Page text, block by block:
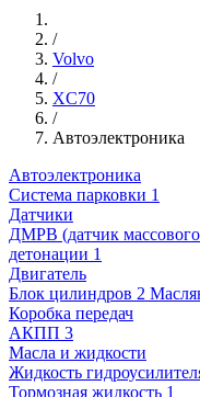
/
Volvo
/
XC70
/
Автоэлектроника
Автоэлектроника
Система парковки 1
Датчики
ДМРВ (датчик
детонации 1
Двигатель
Блок цилиндров 2
Коробка передач
АКПП 3
Масла и жидкости
Жидкость
Тормозная жидкость 1